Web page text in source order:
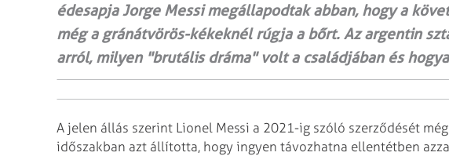
édesapja Jorge Messi megállapodtak abban, hogy a
még a gránátvörös-kékeknél rúgja a bőrt. Az argentin
arról, milyen "brutális dráma" volt a családjában és
A jelen állás szerint Lionel Messi a 2021-ig szóló szerződését
időszakban azt állította, hogy ingyen távozhatna ellentétben